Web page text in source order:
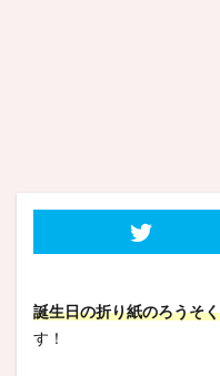
誕生日の折り紙のろうそく
す！